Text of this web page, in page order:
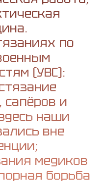
по
(УВС):
сапёров и
наши
вне
медиков
борьба